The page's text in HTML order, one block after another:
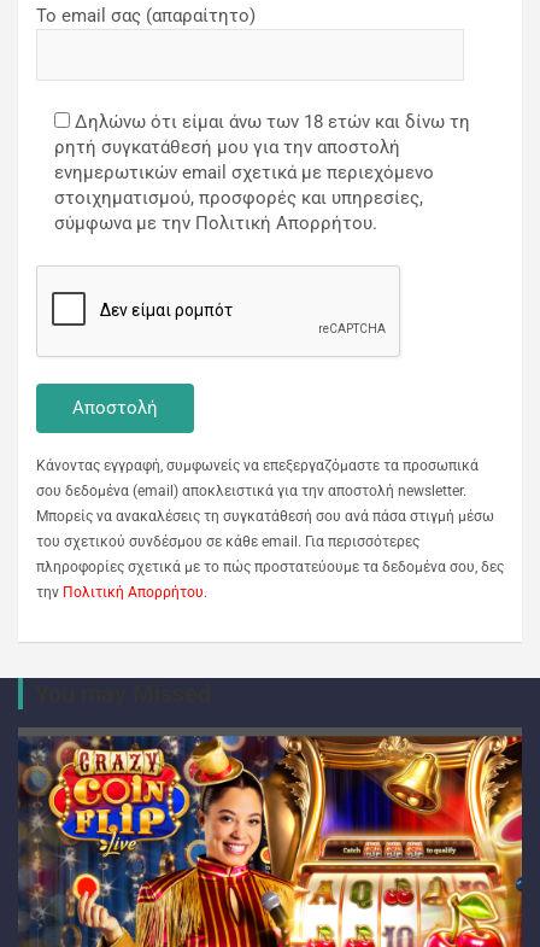
Το email σας (απαραίτητο)
Δηλώνω ότι είμαι άνω των 18 ετών και δίνω τη
ρητή συγκατάθεσή μου για την αποστολή
ενημερωτικών email σχετικά με περιεχόμενο
στοιχηματισμού, προσφορές και υπηρεσίες,
σύμφωνα με την Πολιτική Απορρήτου.
Κάνοντας εγγραφή, συμφωνείς να επεξεργαζόμαστε τα προσωπικά
σου δεδομένα (email) αποκλειστικά για την αποστολή newsletter.
Μπορείς να ανακαλέσεις τη συγκατάθεσή σου ανά πάσα στιγμή μέσω
του σχετικού συνδέσμου σε κάθε email. Για περισσότερες
πληροφορίες σχετικά με το πώς προστατεύουμε τα δεδομένα σου, δες
την Πολιτική Απορρήτου.